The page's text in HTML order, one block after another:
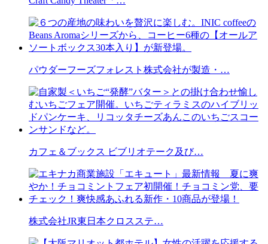
パウダーフーズフォレスト株式会社が製造・…
カフェ＆ブックス ビブリオテーク及び…
株式会社JR東日本クロスステ…